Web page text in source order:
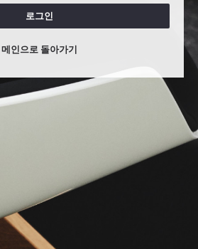
로그인
메인으로 돌아가기